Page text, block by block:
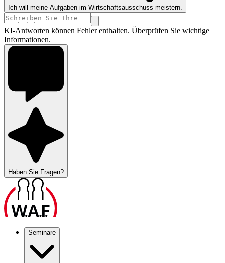
Ich will meine Aufgaben im Wirtschaftsausschuss meistern.
KI-Antworten können Fehler enthalten. Überprüfen Sie wichtige
Informationen.
Haben Sie Fragen?
Seminare